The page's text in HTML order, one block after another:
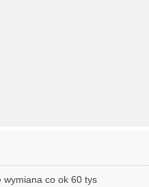
wymiana co ok 60 tys